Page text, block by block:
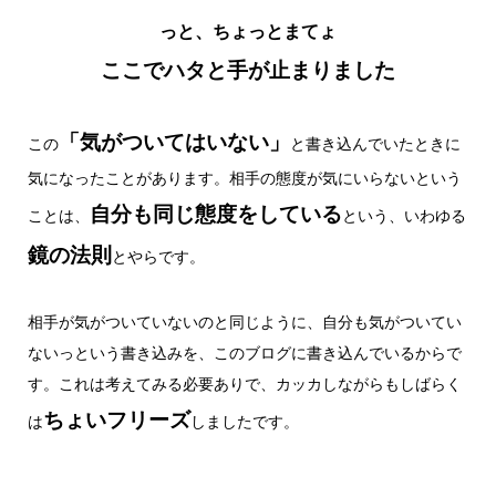
っと、ちょっとまてょ
ここでハタと手が止まりました
この「気がついてはいない」
と書き込んでいたときに
気になったことがあります。相手の態度が気にいらないという
ことは、 自分も同じ態度をしているという、いわゆる
鏡の法則 とやらです。
相手が気がついていないのと同じように、自分も気がついてい
ないっという書き込みを、このブログに書き込んでいるからで
す。これは考えてみる必要ありで、カッカしながらもしばらく
はちょいフリーズしましたです。